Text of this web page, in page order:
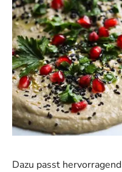
Dazu passt